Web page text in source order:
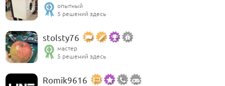
опытный
5 решений здесь
stolsty76
мастер
5 решений здесь
Romik9616